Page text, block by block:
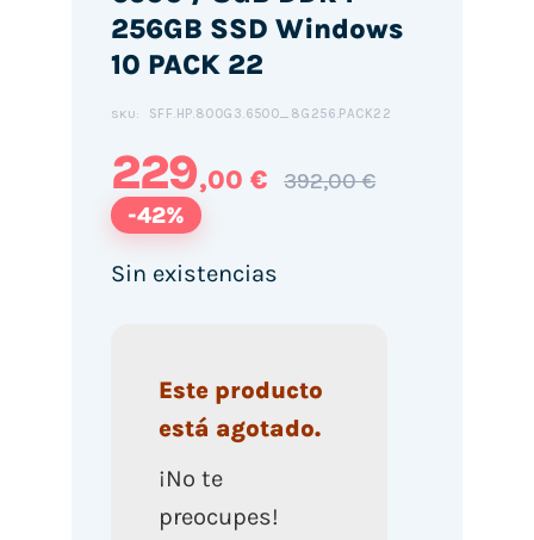
256GB SSD Windows
10 PACK 22
SKU: SFF.HP.800G3.6500_8G256.PACK22
229,00 € 392,00 €
-42%
Sin existencias
Este producto
está agotado.
¡No te
preocupes!